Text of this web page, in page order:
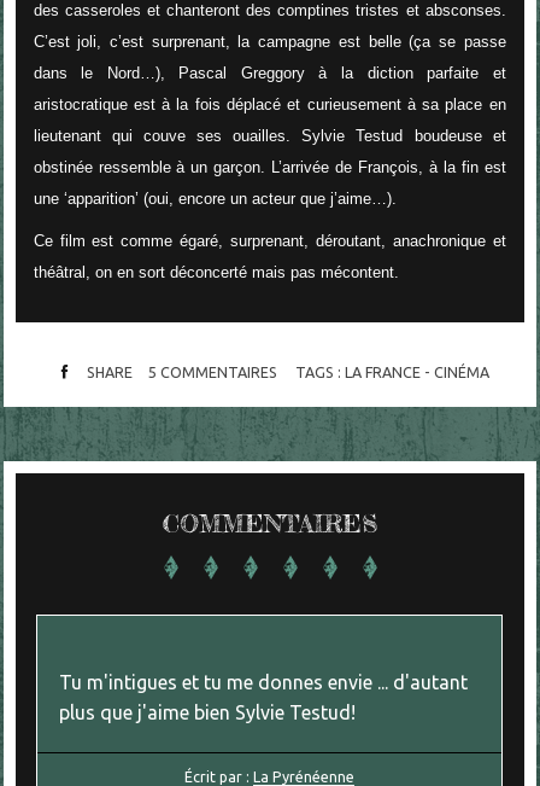
des casseroles et chanteront des comptines tristes et absconses.
C’est joli, c’est surprenant, la campagne est belle (ça se passe
dans le Nord…), Pascal Greggory à la diction parfaite et
aristocratique est à la fois déplacé et curieusement à sa place en
lieutenant qui couve ses ouailles. Sylvie Testud boudeuse et
obstinée ressemble à un garçon. L’arrivée de François, à la fin est
une ‘apparition’ (oui, encore un acteur que j’aime…).
Ce film est comme égaré, surprenant, déroutant, anachronique et
théâtral, on en sort déconcerté mais pas mécontent.
SHARE 5 COMMENTAIRES TAGS :LA FRANCE - CINÉMA
COMMENTAIRES
Tu m'intigues et tu me donnes envie ... d'autant
plus que j'aime bien Sylvie Testud!
Écrit par :La Pyrénéenne